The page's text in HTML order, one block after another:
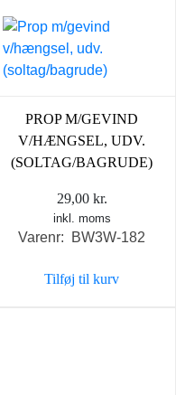
PROP M/GEVIND
V/HÆNGSEL, UDV.
(SOLTAG/BAGRUDE)
29,00 kr.
inkl. moms
Varenr: BW3W-182
Tilføj til kurv